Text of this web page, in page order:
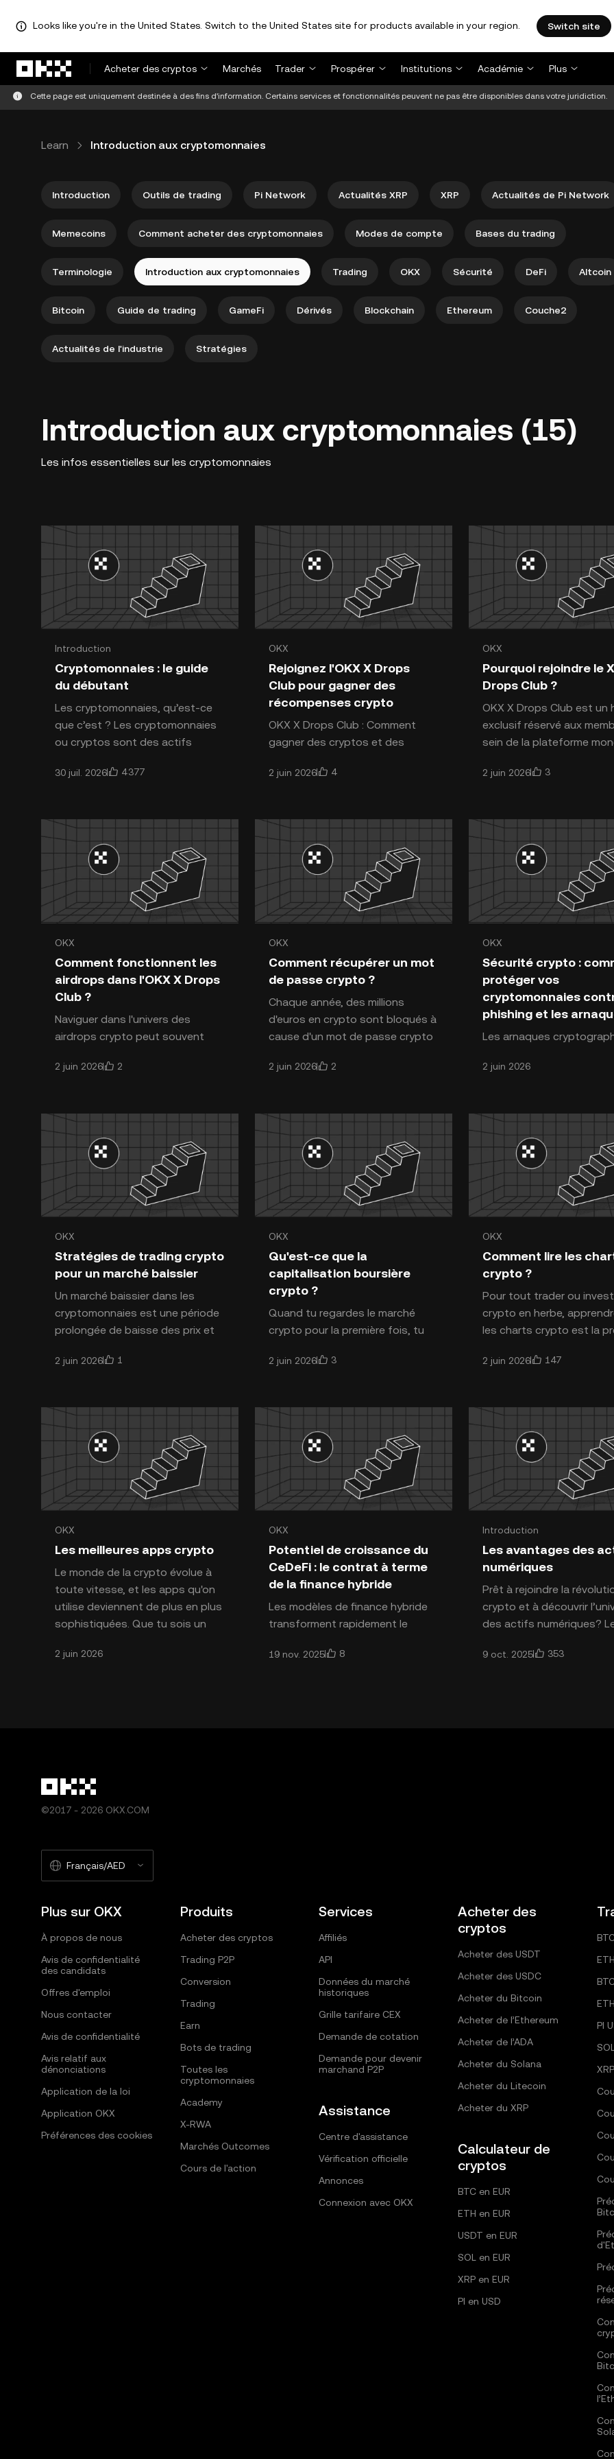
Looks like you're in the United States. Switch to the United States site for products available in your region. Switch site
Acheter des cryptos
Marchés Trader Prospérer Institutions Académie Plus
Cette page est uniquement destinée à des fins d'information. Certains services et fonctionnalités peuvent ne pas être disponibles dans votre juridiction.
Learn Introduction aux cryptomonnaies
Introduction Outils de trading Pi Network Actualités XRP XRP Actualités de Pi Network
Memecoins Comment acheter des cryptomonnaies Modes de compte Bases du trading
Terminologie Introduction aux cryptomonnaies Trading OKX Sécurité DeFi Altcoin
Bitcoin Guide de trading GameFi Dérivés Blockchain Ethereum Couche2
Actualités de l'industrie Stratégies
Introduction aux cryptomonnaies (15)
Les infos essentielles sur les cryptomonnaies
Introduction
Cryptomonnaies : le guide
du débutant
Les cryptomonnaies, qu’est-ce
que c’est ? Les cryptomonnaies
ou cryptos sont des actifs
cryptographie pour sécuriser les
30 juil. 2026 4 377
OKX
Rejoignez l'OKX X Drops
Club pour gagner des
récompenses crypto
OKX X Drops Club : Comment
gagner des cryptos et des
l'univers en constante évolution
2 juin 2026 4
OKX
Pourquoi rejoindre le X
Drops Club ?
OKX X Drops Club est un hub
exclusif réservé aux
sein de la plateforme
passerelle sélective offrant
2 juin 2026 3
OKX
Comment fonctionnent les
airdrops dans l'OKX X Drops
Club ?
Naviguer dans l'univers des
airdrops crypto peut souvent
L'OKX X Drops Club transforme
2 juin 2026 2
OKX
Comment récupérer un mot
de passe crypto ?
Chaque année, des millions
d'euros en crypto sont bloqués à
cause d'un mot de passe crypto
pas à en faire partie. Qu
2 juin 2026 2
OKX
Sécurité crypto :
protéger vos
cryptomonnaies
phishing et les
Les arnaques
explosé avec l'adoption
2 juin 2026
OKX
Stratégies de trading crypto
pour un marché baissier
Un marché baissier dans les
cryptomonnaies est une période
prolongée de baisse des prix et
marché. Pour les investisseurs
2 juin 2026 1
OKX
Qu'est-ce que la
capitalisation boursière
crypto ?
Quand tu regardes le marché
crypto pour la première fois, tu
de coins, chacun avec un prix
2 juin 2026 3
OKX
Comment lire les
crypto ?
Pour tout trader ou
crypto en herbe,
les charts crypto est la
tu dois développer. U
2 juin 2026 147
OKX
Les meilleures apps crypto
Le monde de la crypto évolue à
toute vitesse, et les apps qu'on
utilise deviennent de plus en plus
sophistiquées. Que tu sois un
2 juin 2026
OKX
Potentiel de croissance du
CeDeFi : le contrat à terme
de la finance hybride
Les modèles de finance hybride
transforment rapidement le
des marchés de la cryptographie.
19 nov. 2025 8
Introduction
Les avantages des
numériques
Prêt à rejoindre la
crypto et à découvrir
des actifs numériques? Le
présente plusieurs
9 oct. 2025 353
©2017 - 2026 OKX.COM
Français/AED
Plus sur OKX
À propos de nous
Avis de confidentialité
des candidats
Offres d'emploi
Nous contacter
Avis de confidentialité
Avis relatif aux
dénonciations
Application de la loi
Application OKX
Préférences des cookies
Produits
Acheter des cryptos
Trading P2P
Conversion
Trading
Earn
Bots de trading
Toutes les
cryptomonnaies
Academy
X-RWA
Marchés Outcomes
Cours de l'action
Services
Affiliés
API
Données du marché
historiques
Grille tarifaire CEX
Demande de cotation
Demande pour devenir
marchand P2P
Assistance
Centre d'assistance
Vérification officielle
Annonces
Connexion avec OKX
Acheter des
cryptos
Acheter des USDT
Acheter des USDC
Acheter du Bitcoin
Acheter de l’Ethereum
Acheter de l’ADA
Acheter du Solana
Acheter du Litecoin
Acheter du XRP
Calculateur de
cryptos
BTC en EUR
ETH en EUR
USDT en EUR
SOL en EUR
XRP en EUR
PI en USD
PI